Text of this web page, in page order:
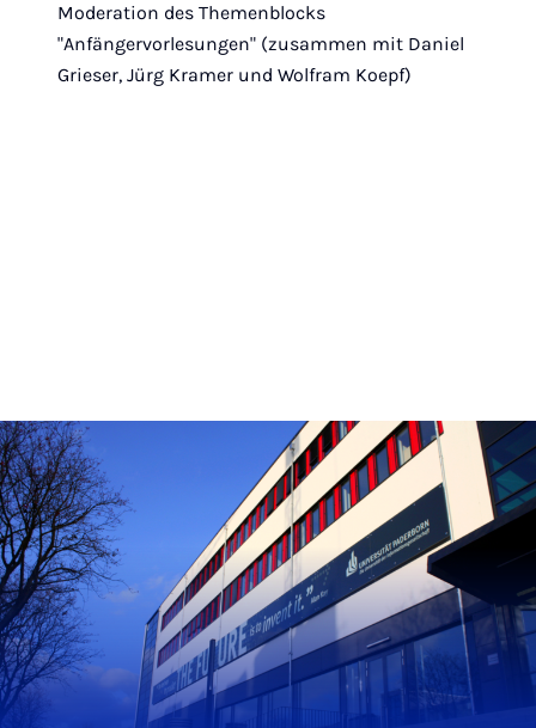
Moderation des Themenblocks
"Anfängervorlesungen" (zusammen mit Daniel
Grieser, Jürg Kramer und Wolfram Koepf)